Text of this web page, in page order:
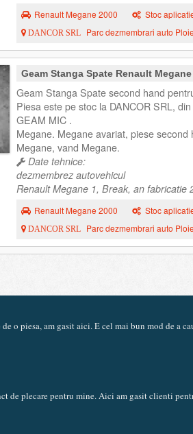
Renault Megane 2000 Stoc
DANCOR SRL Parc dezmembrari auto
Geam Stanga Spate Renault
Geam Stanga Spate second hand
Piesa este pe stoc la DANCOR SRL,
GEAM MIC .
Megane. Megane avariat, piese
Megane, vand Megane.
Date tehnice:
dezmembrez autovehicul
Renault Megane 1, Break, an fabricatie
Renault Megane 2000 Stoc
DANCOR SRL Parc dezmembrari auto
o piesa, am gasit aici. E cel mai bun mod de a
de plecare pentru mine. Aici am gasit clienti